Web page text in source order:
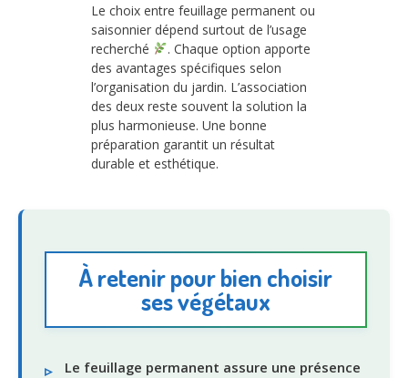
Le choix entre feuillage permanent ou
saisonnier dépend surtout de l’usage
recherché
. Chaque option apporte
des avantages spécifiques selon
l’organisation du jardin. L’association
des deux reste souvent la solution la
plus harmonieuse. Une bonne
préparation garantit un résultat
durable et esthétique.
À retenir pour bien choisir
ses végétaux
Le feuillage permanent assure une présence